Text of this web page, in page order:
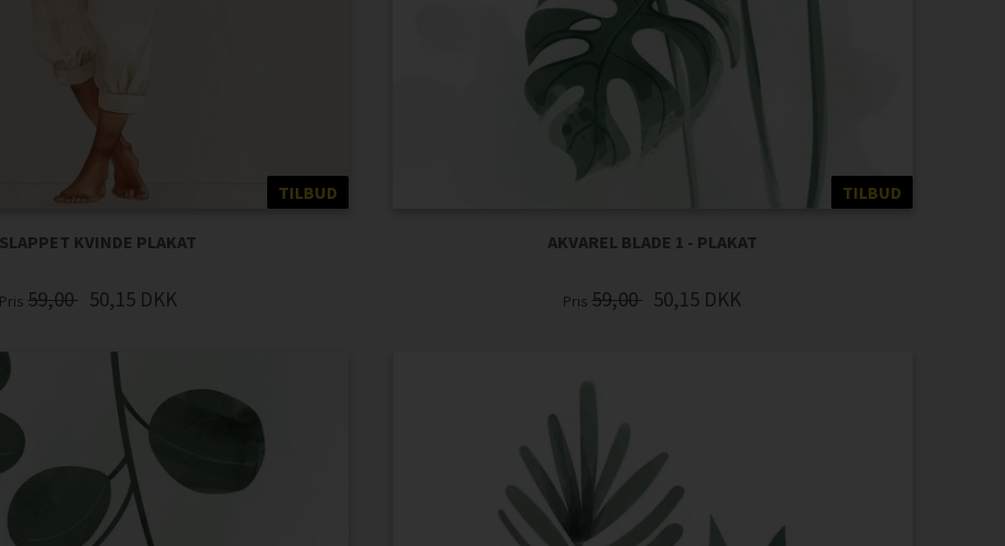
TILBUD
KVINDE PLAKAT
Pris59,00 50,15 DKK
TILBUD
AKVAREL BLADE 1 - PLAKAT
Pris59,00 50,15 DKK